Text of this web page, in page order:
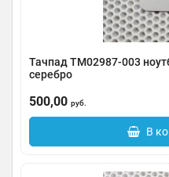
Тачпад TM02987-003
серебро
500,00 руб.
В